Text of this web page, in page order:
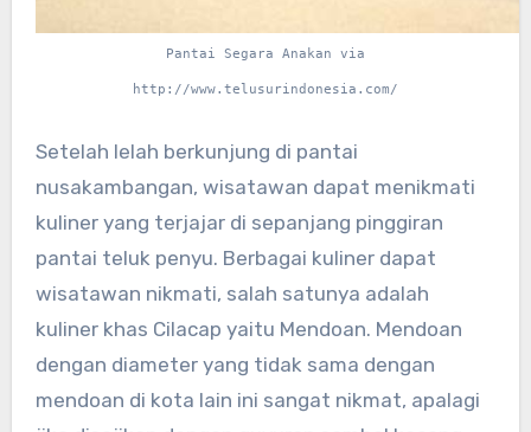
Pantai Segara Anakan via
http://www.telusurindonesia.com/
Setelah lelah berkunjung di pantai
nusakambangan, wisatawan dapat menikmati
kuliner yang terjajar di sepanjang pinggiran
pantai teluk penyu. Berbagai kuliner dapat
wisatawan nikmati, salah satunya adalah
kuliner khas Cilacap yaitu Mendoan. Mendoan
dengan diameter yang tidak sama dengan
mendoan di kota lain ini sangat nikmat, apalagi